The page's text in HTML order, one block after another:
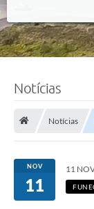
Notícias
Notícias
NOV
11
11